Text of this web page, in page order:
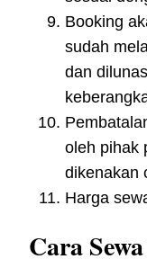
Booking
sudah
dan
oleh pihak
dikenakan
Harga
Cara